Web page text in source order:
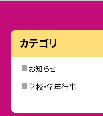
カテゴリ
お知らせ
学校・学年行事